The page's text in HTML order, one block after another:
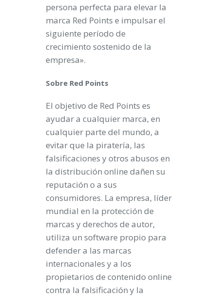
persona perfecta para elevar la
marca Red Points e impulsar el
siguiente período de
crecimiento sostenido de la
empresa».
Sobre Red Points
El objetivo de Red Points es
ayudar a cualquier marca, en
cualquier parte del mundo, a
evitar que la piratería, las
falsificaciones y otros abusos en
la distribución online dañen su
reputación o a sus
consumidores. La empresa, líder
mundial en la protección de
marcas y derechos de autor,
utiliza un software propio para
defender a las marcas
internacionales y a los
propietarios de contenido online
contra la falsificación y la